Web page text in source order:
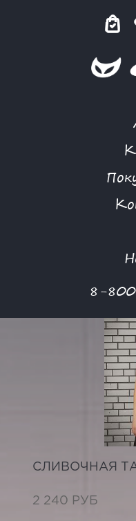
8-
СЛИВОЧНАЯ
2 240 РУБ